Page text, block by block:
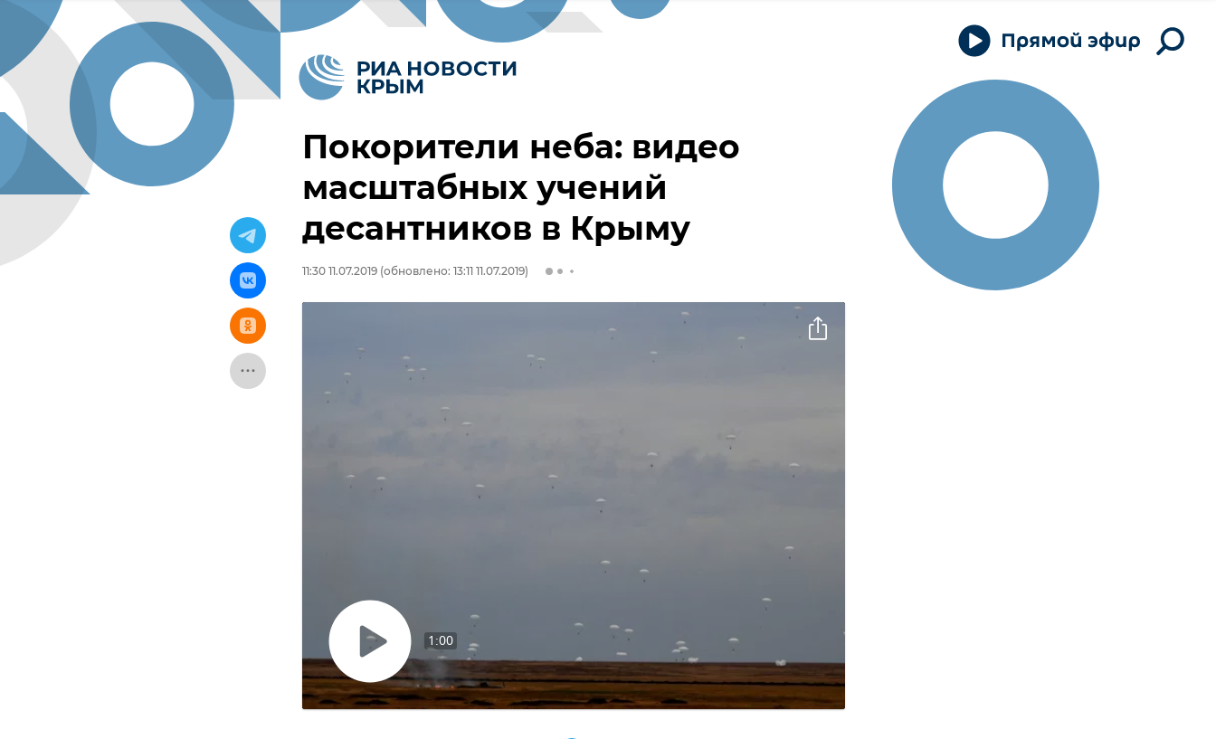
Покорители неба: видео
масштабных учений
десантников в Крыму
11:30 11.07.2019 (обновлено: 13:11 11.07.2019)
Воспроизвести
1:00